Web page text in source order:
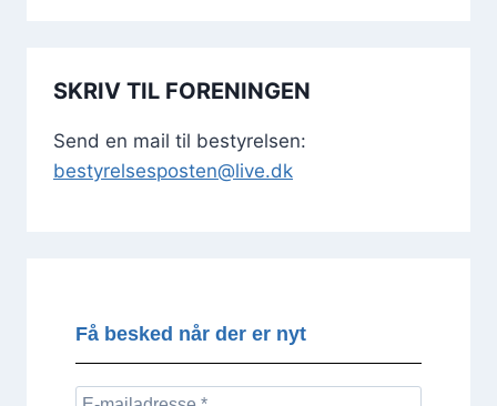
SKRIV TIL FORENINGEN
Send en mail til bestyrelsen:
bestyrelsesposten@live.dk
Få besked når der er nyt